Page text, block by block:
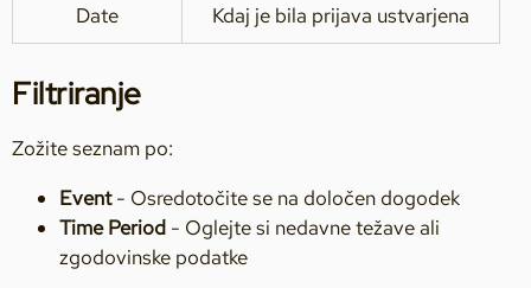
Date Kdaj je bila prijava ustvarjena
Filtriranje
Zožite seznam po:
Event- Osredotočite se na določen dogodek
Time Period - Oglejte si nedavne težave ali
zgodovinske podatke